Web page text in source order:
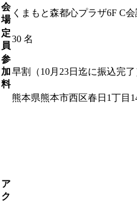
会
場
くまもと森都心プラザ6F C会
定
員
30 名
参
加
料
早割（10月23日迄に振込完
ア
ク
熊本県熊本市西区春日1丁